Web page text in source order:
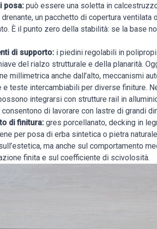
posa: può essere una soletta in
un pacchetto di copertura ventilata
È il punto zero della stabilità: se la base
di supporto: i piedini regolabili in
del rialzo strutturale e della planarità.
millimetrica anche dall’alto, meccanismi
e teste intercambiabili per diverse finiture.
integrarsi con strutture rail in
di lavorare con lastre di grandi
di finitura:gres porcellanato, decking in
per posa di erba sintetica o pietra
ma anche sul comportamento
finita e sul coefficiente di scivolosità.